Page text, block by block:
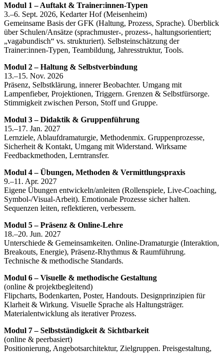
Modul 1 – Auftakt & Trainer:innen‑Typen
3.–6. Sept. 2026, Kedarter Hof (Meisenheim)
Gemeinsame Basis der GFK (Haltung, Prozess, Sprache). Überblick
über Schulen/Ansätze (sprachmuster‑, prozess‑, haltungsorientiert;
„vagabundisch“ vs. strukturiert). Selbsteinschätzung der
Trainer:innen‑Typen, Teambildung, Jahresstruktur, Tools.
Modul 2 – Haltung & Selbstverbindung
13.–15. Nov. 2026
Präsenz, Selbstklärung, innerer Beobachter. Umgang mit
Lampenfieber, Projektionen, Triggern. Grenzen & Selbstfürsorge.
Stimmigkeit zwischen Person, Stoff und Gruppe.
Modul 3 – Didaktik & Gruppenführung
15.–17. Jan. 2027
Lernziele, Ablaufdramaturgie, Methodenmix. Gruppenprozesse,
Sicherheit & Kontakt, Umgang mit Widerstand. Wirksame
Feedbackmethoden, Lerntransfer.
Modul 4 – Übungen, Methoden & Vermittlungspraxis
9.–11. Apr. 2027
Eigene Übungen entwickeln/anleiten (Rollenspiele, Live‑Coaching,
Symbol‑/Visual‑Arbeit). Emotionale Prozesse sicher halten.
Sequenzen leiten, reflektieren, verbessern.
Modul 5 – Präsenz & Online‑Lehre
18.–20. Jun. 2027
Unterschiede & Gemeinsamkeiten. Online‑Dramaturgie (Interaktion,
Breakouts, Energie), Präsenz‑Rhythmus & Raumführung.
Technische & methodische Standards.
Modul 6 – Visuelle & methodische Gestaltung
(online & projektbegleitend)
Flipcharts, Bodenkarten, Poster, Handouts. Designprinzipien für
Klarheit & Wirkung. Visuelle Sprache als Haltungsträger.
Materialentwicklung als iterativer Prozess.
Modul 7 – Selbstständigkeit & Sichtbarkeit
(online & peerbasiert)
Positionierung, Angebotsarchitektur, Zielgruppen. Preisgestaltung,